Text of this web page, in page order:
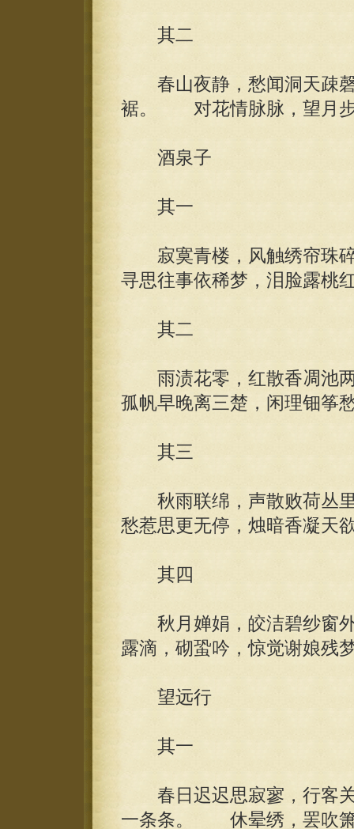
其二
春山夜静，愁闻洞天疎磬
裾。 对花情脉脉，望月步
酒泉子
其一
寂寞青楼，风触绣帘珠
寻思往事依稀梦，泪脸露桃
其二
雨渍花零，红散香凋池
孤帆早晚离三楚，闲理钿筝
其三
秋雨联绵，声散败荷丛
愁惹思更无停，烛暗香凝天
其四
秋月婵娟，皎洁碧纱窗
露滴，砌蛩吟，惊觉谢娘残
望远行
其一
春日迟迟思寂寥，行客关
一条条。 休晕绣，罢吹箫